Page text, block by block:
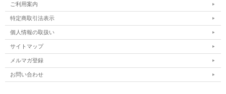
ご利用案内
特定商取引法表示
個人情報の取扱い
サイトマップ
メルマガ登録
お問い合わせ